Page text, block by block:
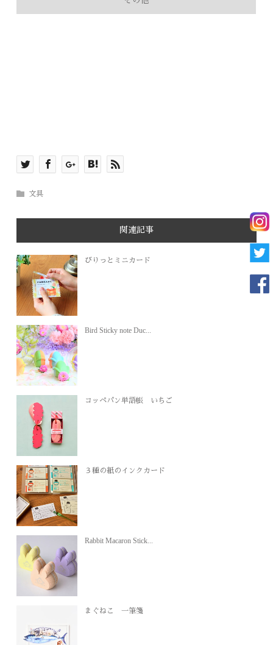
文具
関連記事
びりっとミニカード
Bird Sticky note Duc...
コッペパン単語帳 いちご
３種の紙のインクカード
Rabbit Macaron Stick...
まぐねこ 一筆箋